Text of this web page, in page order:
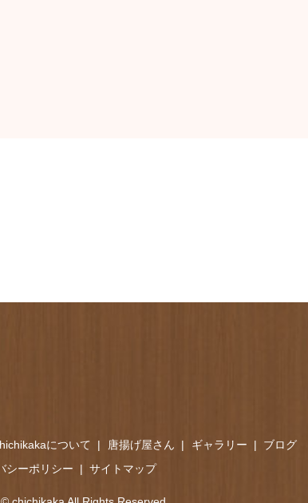
について 唐揚げ屋さん ギャラリー
ブログ
シーポリシー
サイトマップ